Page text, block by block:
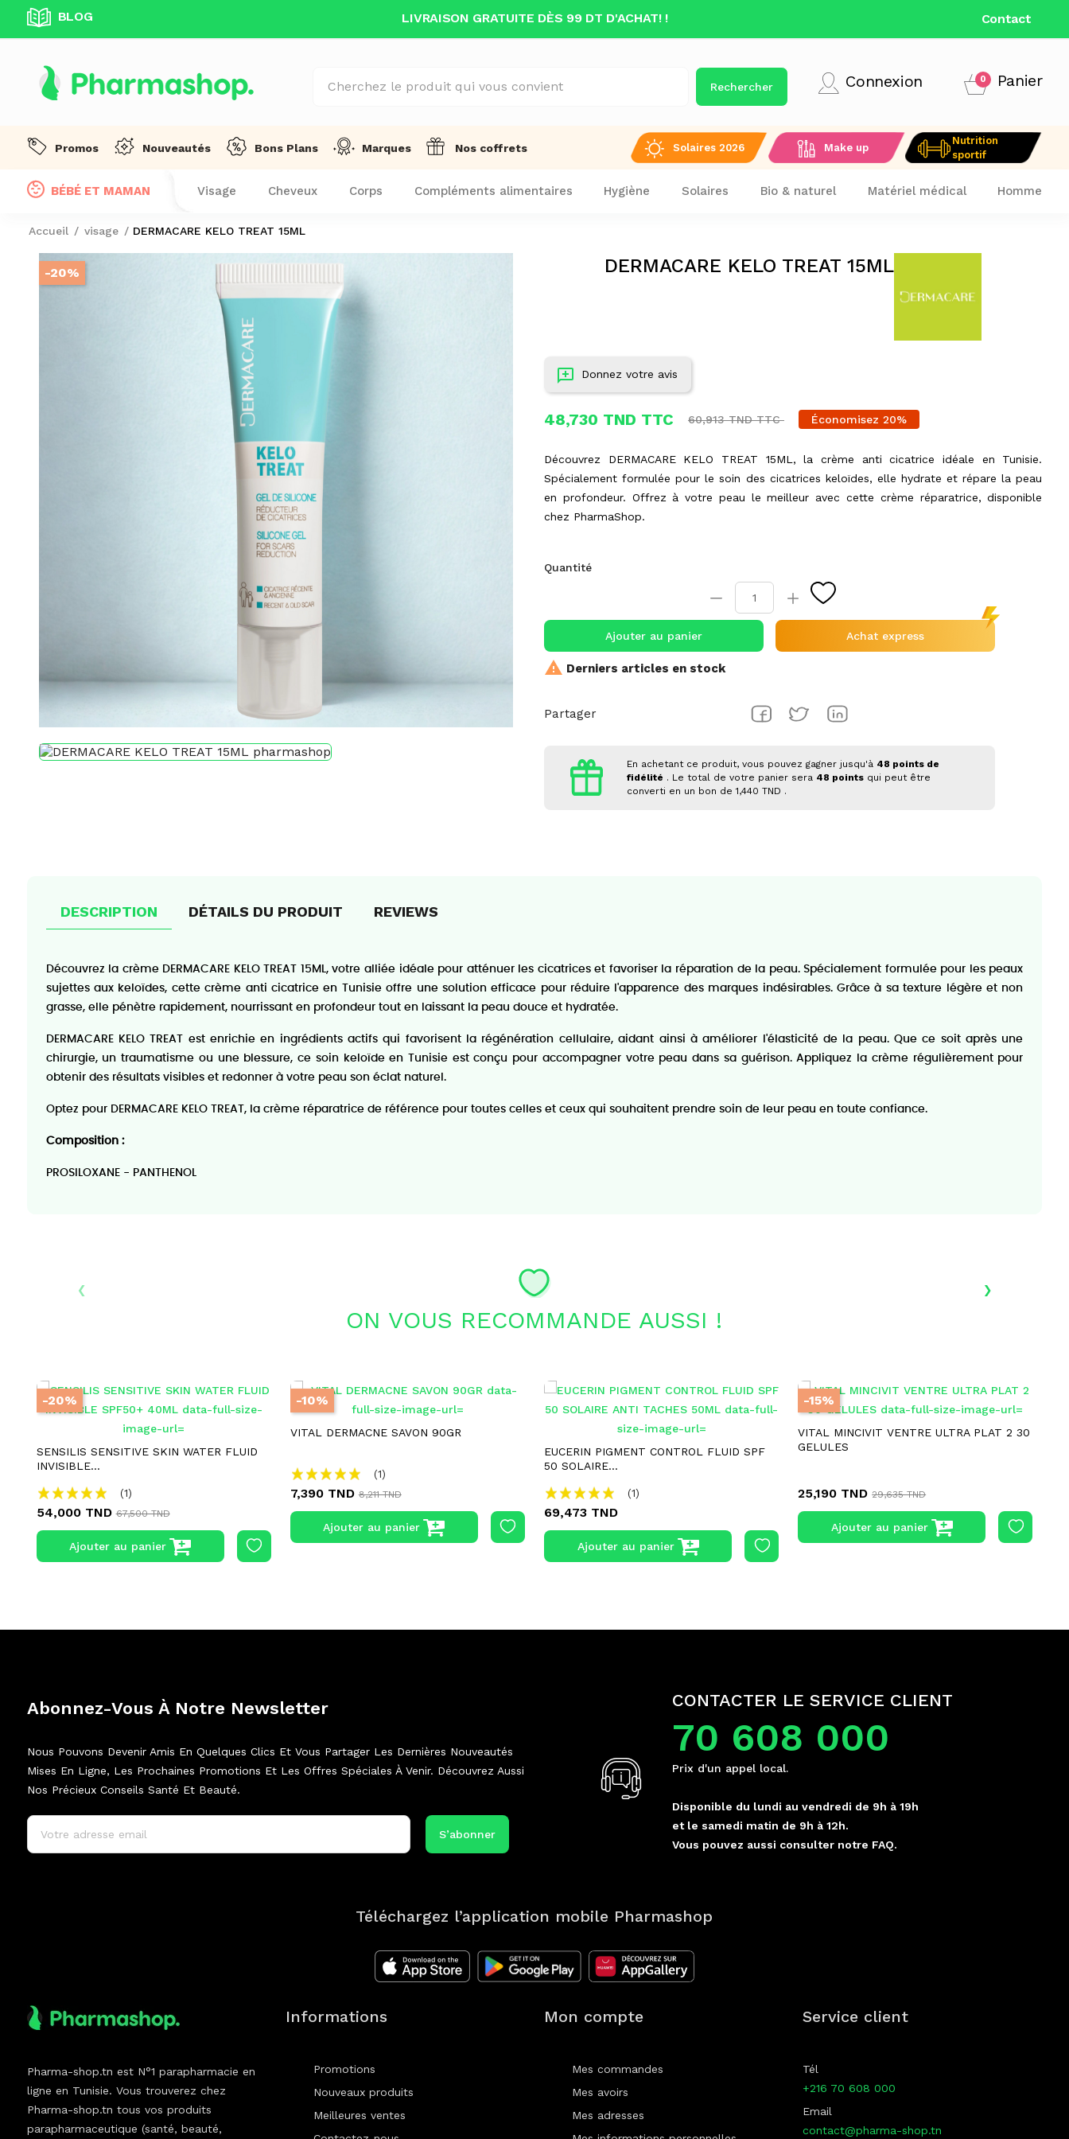
BLOG
DÈS 99 DT D'ACHAT! ! LIVRAISON GRATUITE DÈS 99 DT D'ACHAT! ! LIVRAISON GRATUITE
Contact
Rechercher Connexion Panier
0
Promos Nouveautés Bons Plans Marques Nos coffrets Solaires 2026 Make up
Nutrition
sportif
BÉBÉ ET MAMAN Visage Cheveux Corps Compléments alimentaires Hygiène Solaires Bio & naturel Matériel médical Homme
Accueil visage DERMACARE KELO TREAT 15ML
-20% DERMACARE KELO TREAT 15ML
Donnez votre avis
48,730 TND TTC 60,913 TND TTC Économisez 20%
Découvrez DERMACARE KELO TREAT 15ML, la crème anti cicatrice idéale en Tunisie.
Spécialement formulée pour le soin des cicatrices keloïdes, elle hydrate et répare la peau
en profondeur. Offrez à votre peau le meilleur avec cette crème réparatrice, disponible
chez PharmaShop.
Quantité
Ajouter au panier Achat express
 Derniers articles en stock
Partager
En achetant ce produit, vous pouvez gagner jusqu'à 48 points de
fidélité . Le total de votre panier sera 48 pointsqui peut être
converti en un bon de1,440 TND .
DESCRIPTION DÉTAILS DU PRODUIT REVIEWS
Découvrez la crème DERMACARE KELO TREAT 15ML, votre alliée idéale pour atténuer les cicatrices et favoriser la réparation de la peau. Spécialement formulée pour les peaux
sujettes aux keloïdes, cette crème anti cicatrice en Tunisie offre une solution efficace pour réduire l'apparence des marques indésirables. Grâce à sa texture légère et non
grasse, elle pénètre rapidement, nourrissant en profondeur tout en laissant la peau douce et hydratée.
DERMACARE KELO TREAT est enrichie en ingrédients actifs qui favorisent la régénération cellulaire, aidant ainsi à améliorer l'élasticité de la peau. Que ce soit après une
chirurgie, un traumatisme ou une blessure, ce soin keloïde en Tunisie est conçu pour accompagner votre peau dans sa guérison. Appliquez la crème régulièrement pour
obtenir des résultats visibles et redonner à votre peau son éclat naturel.
Optez pour DERMACARE KELO TREAT, la crème réparatrice de référence pour toutes celles et ceux qui souhaitent prendre soin de leur peau en toute confiance.
Composition :
PROSILOXANE - PANTHENOL
ON VOUS RECOMMANDE AUSSI !
-20%
SENSILIS SENSITIVE SKIN WATER FLUID
INVISIBLE...
(1)
54,000 TND 67,500 TND
Ajouter au panier
-10%
VITAL DERMACNE SAVON 90GR
(1)
7,390 TND 8,211 TND
Ajouter au panier
EUCERIN PIGMENT CONTROL FLUID SPF
50 SOLAIRE...
(1)
69,473 TND
Ajouter au panier
-15%
VITAL MINCIVIT VENTRE ULTRA PLAT 2 30
GELULES
25,190 TND 29,635 TND
Ajouter au panier
‹ ›
Abonnez-Vous À Notre Newsletter
Nous Pouvons Devenir Amis En Quelques Clics Et Vous Partager Les Dernières Nouveautés
Mises En Ligne, Les Prochaines Promotions Et Les Offres Spéciales À Venir. Découvrez Aussi
Nos Précieux Conseils Santé Et Beauté.
CONTACTER LE SERVICE CLIENT
70 608 000
Prix d'un appel local.
Disponible du lundi au vendredi de 9h à 19h
et le samedi matin de 9h à 12h.
Vous pouvez aussi consulter notre FAQ.
Téléchargez l’application mobile Pharmashop
Pharma-shop.tn est N°1 parapharmacie en
ligne en Tunisie. Vous trouverez chez
Pharma-shop.tn tous vos produits
parapharmaceutique (santé, beauté,
Informations
Promotions
Nouveaux produits
Meilleures ventes
Mon compte
Mes commandes
Mes avoirs
Mes adresses
Service client
Tél
+216 70 608 000
Email
contact@pharma-shop.tn